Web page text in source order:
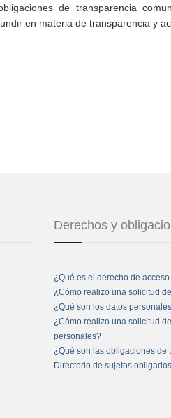
de transparencia
en materia de transparencia y
Derechos y
¿Qué es el derecho de
¿Cómo realizo una solicitud
¿Qué son los datos
¿Cómo realizo una solicitud
personales?
¿Qué son las obligaciones de
Directorio de sujetos obligados